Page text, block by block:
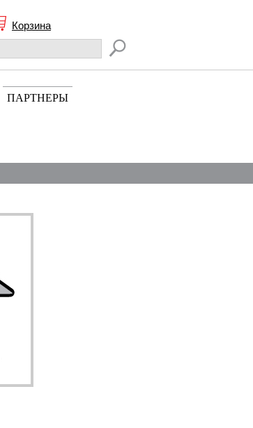
Корзина
ПАРТНЕРЫ